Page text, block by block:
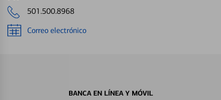
501.500.8968
Correo electrónico
BANCA EN LÍNEA Y MÓVIL